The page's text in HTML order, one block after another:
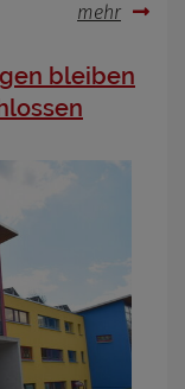
mehr
bleiben